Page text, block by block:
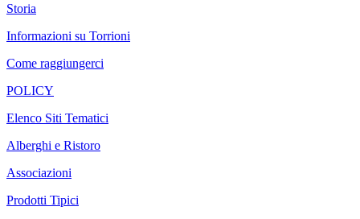
Storia
Informazioni su Torrioni
Come raggiungerci
POLICY
Elenco Siti Tematici
Alberghi e Ristoro
Associazioni
Prodotti Tipici